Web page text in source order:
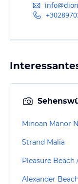
Minoan Manor
Strand Malia
Pleasure Beach
Alexander